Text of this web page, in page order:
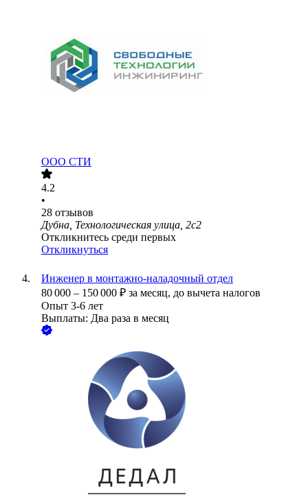
ООО СТИ
4.2
•
28 отзывов
Дубна, Технологическая улица, 2с2
Откликнитесь среди первых
Откликнуться
Инженер в монтажно-наладочный отдел
80 000 – 150 000 ₽ за месяц, до вычета налогов
Опыт 3-6 лет
Выплаты: Два раза в месяц